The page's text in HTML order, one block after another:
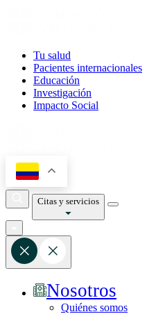
Tu salud
Pacientes internacionales
Educación
Investigación
Impacto Social
Citas y servicios
Nosotros
Quiénes somos